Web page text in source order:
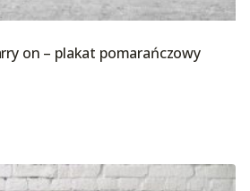
on – plakat pomarańczowy